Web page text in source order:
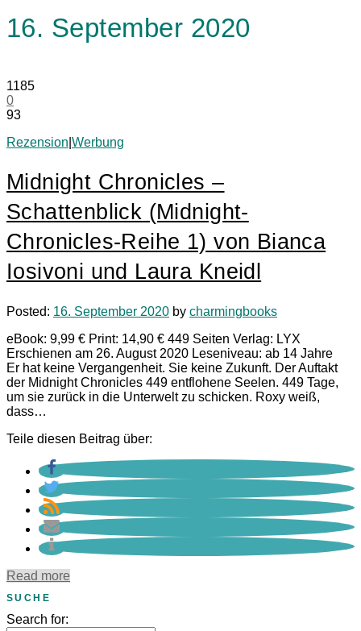
16. September 2020
1185
0
93
Rezension Werbung
Midnight Chronicles –
Schattenblick (Midnight-
Chronicles-Reihe 1) von Bianca
Iosivoni und Laura Kneidl
Posted: 16. September 2020 by charmingbooks
eBook: 9,99 € Print: 14,90 € 449 Seiten Verlag: LYX
Erschienen am 26. August 2020 Leseniveau: ab 14 Jahre
Er hat keine Vergangenheit. Sie keine Zukunft. Der Auftakt
der Midnight Chronicles 449 entflohene Seelen. 449 Tage,
um sie zurück in die Unterwelt zu schicken. Roxy weiß,
dass…
Teile diesen Beitrag über:
Read more
SUCHE
Search for: